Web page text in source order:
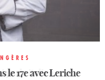
parle italien
le 17e avec Leriche
gardé de Neuilly